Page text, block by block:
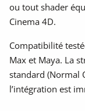
ou tout shader
Cinema 4D.
Compatibilité
Max et Maya. La
standard (Normal
l’intégration est